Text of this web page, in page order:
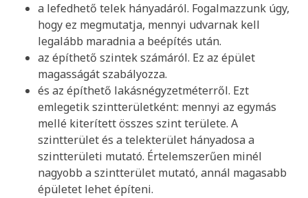
a lefedhető telek hányadáról. Fogalmazzunk úgy,
hogy ez megmutatja, mennyi udvarnak kell
legalább maradnia a beépítés után.
az építhető szintek számáról. Ez az épület
magasságát szabályozza.
és az építhető lakásnégyzetméterről. Ezt
emlegetik szintterületként: mennyi az egymás
mellé kiterített összes szint területe. A
szintterület és a telekterület hányadosa a
szintterületi mutató. Értelemszerűen minél
nagyobb a szintterület mutató, annál magasabb
épületet lehet építeni.